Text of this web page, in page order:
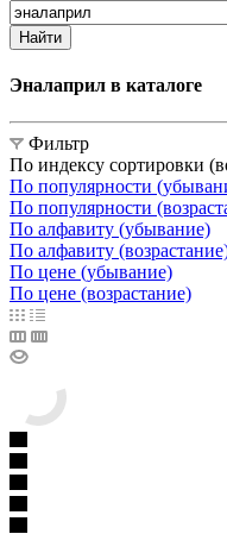
Найти
Эналаприл в каталоге
Фильтр
По индексу сортировки
По популярности
По популярности
По алфавиту (убывание)
По алфавиту
По цене (убывание)
По цене (возрастание)